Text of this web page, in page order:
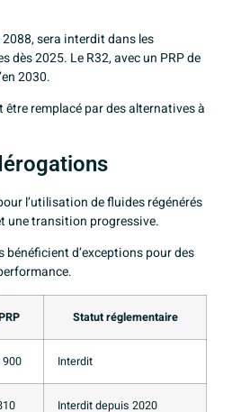
2088, sera interdit dans les
dès 2025. Le R32, avec un PRP de
2030.
remplacé par des alternatives à
l’utilisation de fluides régénérés
une transition progressive.
d’exceptions pour des
Statut réglementaire
900 Interdit
Interdit depuis 2020